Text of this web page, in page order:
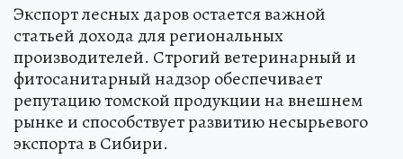
Экспорт лесных даров остается важной
статьей дохода для региональных
производителей. Строгий ветеринарный и
фитосанитарный надзор обеспечивает
репутацию томской продукции на внешнем
рынке и способствует развитию несырьевого
экспорта в Сибири.